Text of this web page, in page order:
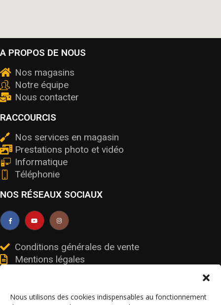
Nous utilisons des cookies indispensables au fonctionnement
A PROPOS DE NOUS
Nos magasins
Notre équipe
Nous contacter
RACCOURCIS
Nos services en magasin
Prestations photo et vidéo
Informatique
Téléphonie
NOS RÉSEAUX SOCIAUX
Conditions générales de vente
Mentions légales